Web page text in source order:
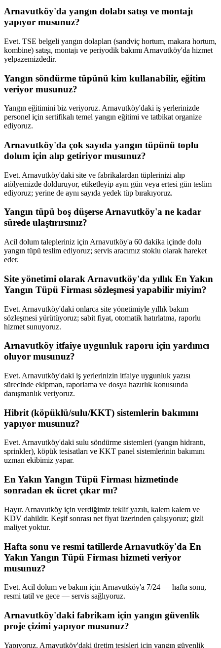
Arnavutköy'da yangın dolabı satışı ve montajı
yapıyor musunuz?
Evet. TSE belgeli yangın dolapları (sandviç hortum, makara hortum,
kombine) satışı, montajı ve periyodik bakımı Arnavutköy'da hizmet
yelpazemizdedir.
Yangın söndürme tüpünü kim kullanabilir, eğitim
veriyor musunuz?
Yangın eğitimini biz veriyoruz. Arnavutköy'daki iş yerlerinizde
personel için sertifikalı temel yangın eğitimi ve tatbikat organize
ediyoruz.
Arnavutköy'da çok sayıda yangın tüpünü toplu
dolum için alıp getiriyor musunuz?
Evet. Arnavutköy'daki site ve fabrikalardan tüplerinizi alıp
atölyemizde dolduruyor, etiketleyip aynı gün veya ertesi gün teslim
ediyoruz; yerine de aynı sayıda yedek tüp bırakıyoruz.
Yangın tüpü boş düşerse Arnavutköy'a ne kadar
sürede ulaştırırsınız?
Acil dolum talepleriniz için Arnavutköy'a 60 dakika içinde dolu
yangın tüpü teslim ediyoruz; servis aracımız stoklu olarak hareket
eder.
Site yönetimi olarak Arnavutköy'da yıllık En Yakın
Yangın Tüpü Firması sözleşmesi yapabilir miyim?
Evet. Arnavutköy'daki onlarca site yönetimiyle yıllık bakım
sözleşmesi yürütüyoruz; sabit fiyat, otomatik hatırlatma, raporlu
hizmet sunuyoruz.
Arnavutköy itfaiye uygunluk raporu için yardımcı
oluyor musunuz?
Evet. Arnavutköy'daki iş yerlerinizin itfaiye uygunluk yazısı
sürecinde ekipman, raporlama ve dosya hazırlık konusunda
danışmanlık veriyoruz.
Hibrit (köpüklü/sulu/KKT) sistemlerin bakımını
yapıyor musunuz?
Evet. Arnavutköy'daki sulu söndürme sistemleri (yangın hidrantı,
sprinkler), köpük tesisatları ve KKT panel sistemlerinin bakımını
uzman ekibimiz yapar.
En Yakın Yangın Tüpü Firması hizmetinde
sonradan ek ücret çıkar mı?
Hayır. Arnavutköy için verdiğimiz teklif yazılı, kalem kalem ve
KDV dahildir. Keşif sonrası net fiyat üzerinden çalışıyoruz; gizli
maliyet yoktur.
Hafta sonu ve resmi tatillerde Arnavutköy'da En
Yakın Yangın Tüpü Firması hizmeti veriyor
musunuz?
Evet. Acil dolum ve bakım için Arnavutköy'a 7/24 — hafta sonu,
resmi tatil ve gece — servis sağlıyoruz.
Arnavutköy'daki fabrikam için yangın güvenlik
proje çizimi yapıyor musunuz?
Yapıyoruz. Arnavutköy'daki üretim tesisleri için yangın güvenlik